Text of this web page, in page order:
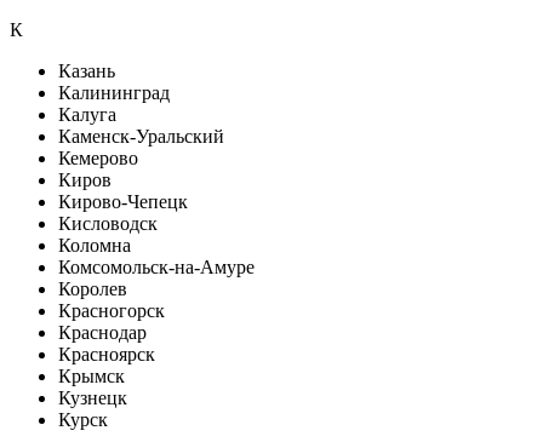
К
Казань
Калининград
Калуга
Каменск-Уральский
Кемерово
Киров
Кирово-Чепецк
Кисловодск
Коломна
Комсомольск-на-Амуре
Королев
Красногорск
Краснодар
Красноярск
Крымск
Кузнецк
Курск